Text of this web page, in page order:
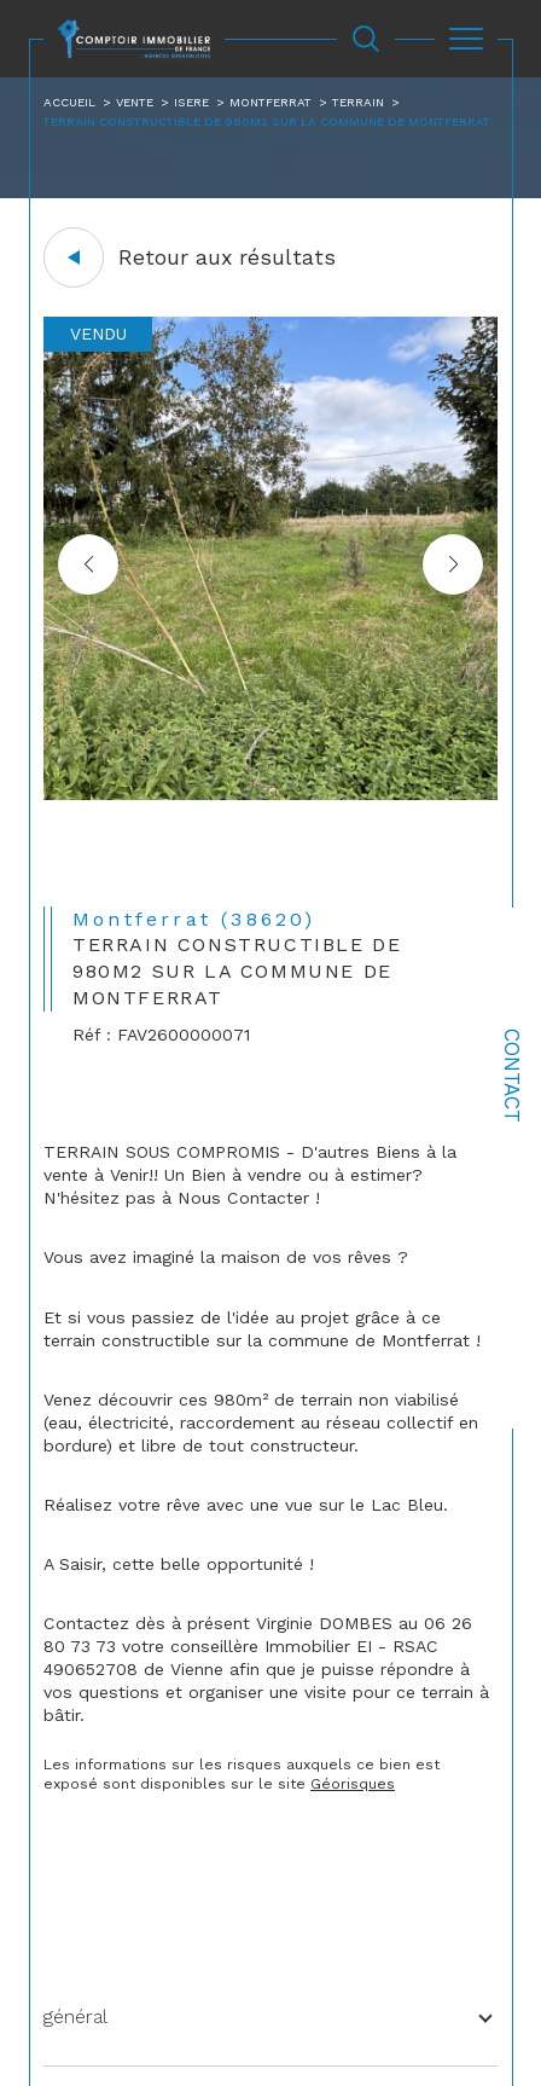
CONTACT
ACCUEIL VENTE ISERE MONTFERRAT
TERRAIN
TERRAIN CONSTRUCTIBLE DE 980M2 SUR LA COMMUNE DE MONTFERRAT
Retour aux résultats
VENDU
Montferrat (38620)
TERRAIN CONSTRUCTIBLE DE
980M2 SUR LA COMMUNE DE
MONTFERRAT
Réf : FAV2600000071
TERRAIN SOUS COMPROMIS - D'autres Biens à la
vente à Venir!! Un Bien à vendre ou à estimer?
N'hésitez pas à Nous Contacter !
Vous avez imaginé la maison de vos rêves ?
Et si vous passiez de l'idée au projet grâce à ce
terrain constructible sur la commune de Montferrat !
Venez découvrir ces 980m² de terrain non viabilisé
(eau, électricité, raccordement au réseau collectif en
bordure) et libre de tout constructeur.
Réalisez votre rêve avec une vue sur le Lac Bleu.
A Saisir, cette belle opportunité !
Contactez dès à présent Virginie DOMBES au 06 26
80 73 73 votre conseillère Immobilier EI - RSAC
490652708 de Vienne afin que je puisse répondre à
vos questions et organiser une visite pour ce terrain à
bâtir.
Les informations sur les risques auxquels ce bien est
exposé sont disponibles sur le site Géorisques
général